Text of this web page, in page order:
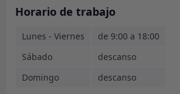
Horario de trabajo
Lunes - Viernes
de 9:00 a 18:00
Sábado
descanso
Domingo
descanso